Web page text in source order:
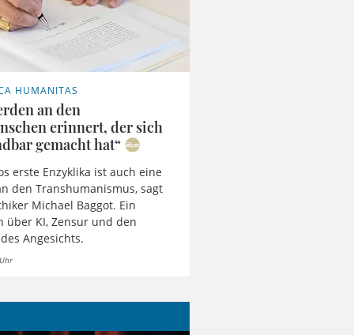
HUMANITAS
an den
erinnert, der sich
gemacht hat“
erste Enzyklika ist auch eine
den Transhumanismus, sagt
Michael Baggot. Ein
über KI, Zensur und den
Angesichts.